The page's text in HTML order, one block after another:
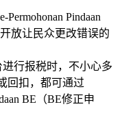
Pindaan
放让民众更改错误的
行报税时，不小心多
回扣，都可通过
BE（BE修正申